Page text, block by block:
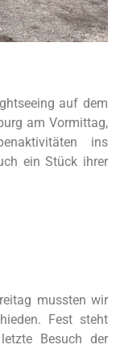
auf dem
am Vormittag,
ins
ein Stück ihrer
mussten wir
Fest steht
Besuch der